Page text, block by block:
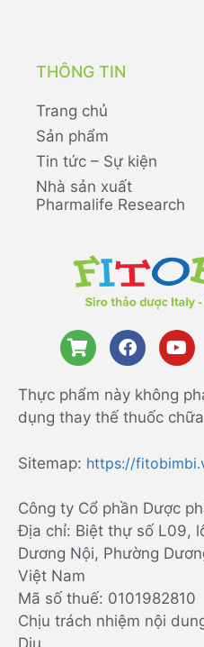
THÔNG TIN
Trang chủ
Sản phẩm
Tin tức – Sự kiện
Nhà sản xuất
Pharmalife Research
Thực phẩm này không
dụng thay thế thuốc
Sitemap: https://
Công ty Cổ phần Dược
Địa chỉ: Biệt thự số L09,
Dương Nội, Phường
Việt Nam
Mã số thuế: 0101982810
Chịu trách nhiệm nội